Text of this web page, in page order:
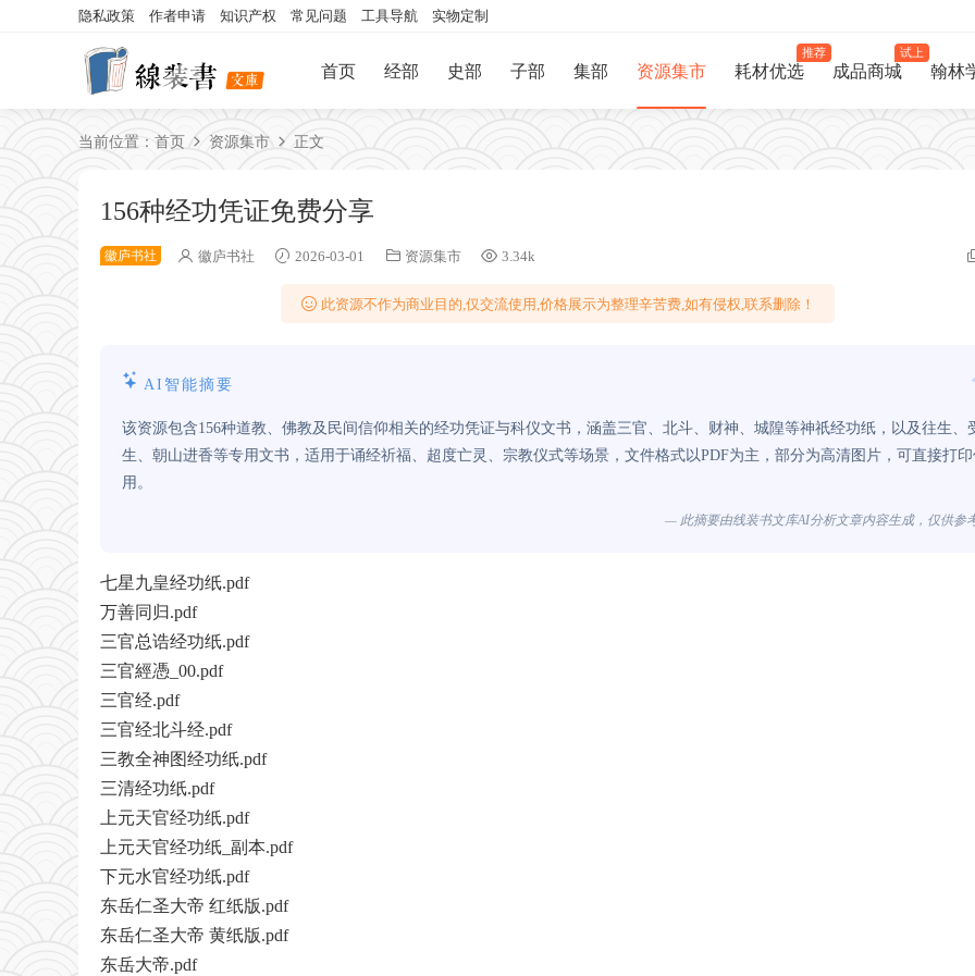
首页 经部 史部 子部 集部 资源集市 耗材优选
推荐
成品商城
试上
翰林
隐私政策 作者申请 知识产权 常见问题 工具导航 实物定制
当前位置： 首页 资源集市 正文
156种经功凭证免费分享
徽庐书社 徽庐书社 2026-03-01 资源集市 3.34k
此资源不作为商业目的,仅交流使用,价格展示为整理辛苦费,如有侵权,联系删除！
AI智能摘要
该资源包含156种道教、佛教及民间信仰相关的经功凭证与科仪文书，涵盖三官、北斗、财神、城隍等神祇经功纸，以及往生、
生、朝山进香等专用文书，适用于诵经祈福、超度亡灵、宗教仪式等场景，文件格式以PDF为主，部分为高清图片，可直接打
用。
— 此摘要由线装书文库AI分析文章内容生成，仅供参
七星九皇经功纸.pdf
万善同归.pdf
三官总诰经功纸.pdf
三官經憑_00.pdf
三官经.pdf
三官经北斗经.pdf
三教全神图经功纸.pdf
三清经功纸.pdf
上元天官经功纸.pdf
上元天官经功纸_副本.pdf
下元水官经功纸.pdf
东岳仁圣大帝 红纸版.pdf
东岳仁圣大帝 黄纸版.pdf
东岳大帝.pdf